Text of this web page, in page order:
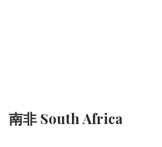
南非 South Africa